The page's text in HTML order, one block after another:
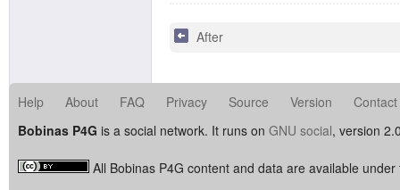
After
Help About FAQ Privacy Source Version
Contact
Bobinas P4G is a social network. It runs on GNU social, version
All Bobinas P4G content and data are available